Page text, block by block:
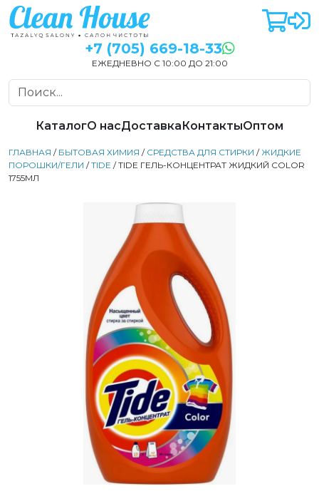
+7 (705) 669-18-33
ЕЖЕДНЕВНО С 10:00 ДО 21:00
КаталогО насДоставкаКонтактыОптом
ГЛАВНАЯ / БЫТОВАЯ ХИМИЯ / СРЕДСТВА ДЛЯ СТИРКИ / ЖИДКИЕ
ПОРОШКИ/ГЕЛИ /TIDE / TIDE ГЕЛЬ-КОНЦЕНТРАТ ЖИДКИЙ COLOR
1755МЛ